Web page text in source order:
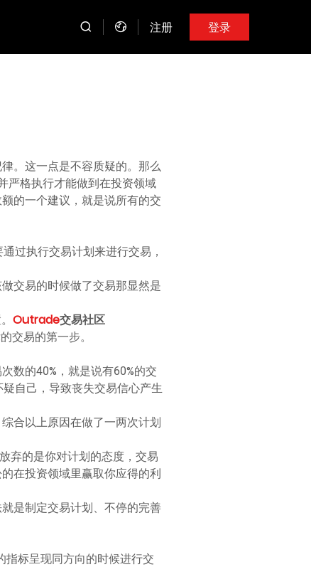
注册 登录
。这一点是不容质疑的。那么
严格执行才能做到在投资领域
的一个建议，就是说所有的交
过执行交易计划来进行交易，
交易的时候做了交易那显然是
Outrade交易社区
交易的第一步。
数的40%，就是说有60%的交
自己，导致丧失交易信心产生
合以上原因在做了一两次计划
弃的是你对计划的态度，交易
在投资领域里赢取你应得的利
是制定交易计划、不停的完善
标呈现同方向的时候进行交